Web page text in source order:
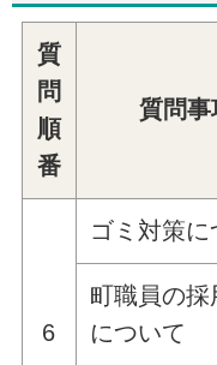
質
問
順
番
質問事
6
ゴミ対策に
町職員の採
について